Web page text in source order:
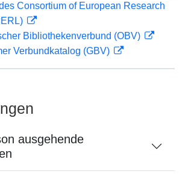
Consortium of European Research
Bibliothekenverbund (OBV)
Verbundkatalog (GBV)
ausgehende